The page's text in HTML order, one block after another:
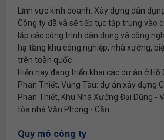
Lĩnh vực kinh doanh: Xây dựng dân
Công ty đã và sẽ tiếp tục tập trung vào
lắp các công trình dân dụng và công
hạ tầng khu công nghiệp; nhà xưởng,
trên toàn quốc
Hiện nay đang triển khai các dự án ở Hồ
Phan Thiết, Vũng Tàu: dự án xây dựng
Phan Thiết, Khu Nhà Xưởng Đại Dũng -
tòa nhà Văn Phòng - Cần...
Quy mô công ty